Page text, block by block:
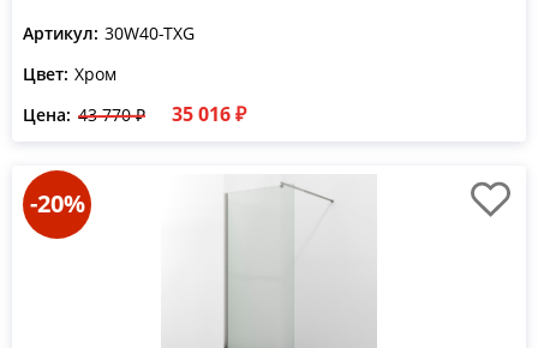
Артикул: 30W40-TXG
Цвет: Хром
Цена: 43 770 ₽ 35 016 ₽
-20%